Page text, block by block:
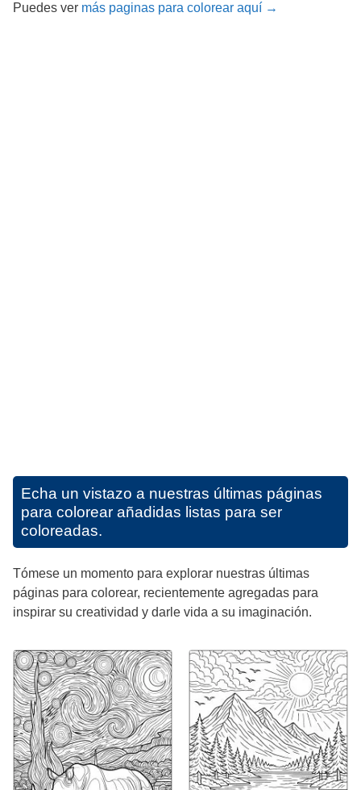
Puedes ver más paginas para colorear aquí →
Echa un vistazo a nuestras últimas páginas
para colorear añadidas listas para ser
coloreadas.
Tómese un momento para explorar nuestras últimas
páginas para colorear, recientemente agregadas para
inspirar su creatividad y darle vida a su imaginación.